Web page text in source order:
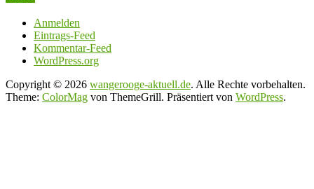
Anmelden
Eintrags-Feed
Kommentar-Feed
WordPress.org
Copyright © 2026 wangerooge-aktuell.de. Alle Rechte vorbehalten.
Theme: ColorMag von ThemeGrill. Präsentiert von WordPress.